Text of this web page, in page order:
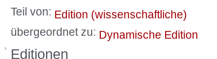
Teil von: Edition (wissenschaftliche)
übergeordnet zu: Dynamische Edition
Editionen